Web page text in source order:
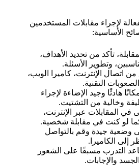
لإجراء مقابلات المستخدمين
الأساسية:
تأكد من تحديد الأهداف،
وتطوير الأسئلة.
اتصال الإنترنت، كاميرا الويب،
التقنية.
هادئًا وجيد الإضاءة لإجراء
وخالية من التشتيت.
في المقابلات عبر الإنترنت،
لو كنت في مقابلة شخصية.
وضعية جيدة وقم بالتواصل
إلى الكاميرا.
التدرب مسبقًا على الشعور
والإجابات.